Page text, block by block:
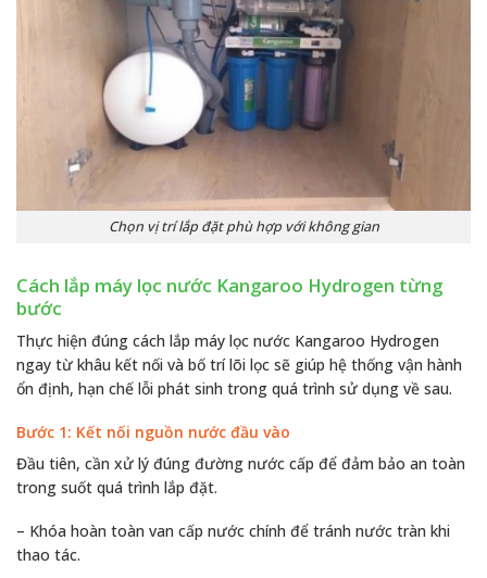
Chọn vị trí lắp đặt phù hợp với không gian
Cách lắp máy lọc nước Kangaroo Hydrogen từng
bước
Thực hiện đúng cách lắp máy lọc nước Kangaroo Hydrogen
ngay từ khâu kết nối và bố trí lõi lọc sẽ giúp hệ thống vận hành
ổn định, hạn chế lỗi phát sinh trong quá trình sử dụng về sau.
Bước 1: Kết nối nguồn nước đầu vào
Đầu tiên, cần xử lý đúng đường nước cấp để đảm bảo an toàn
trong suốt quá trình lắp đặt.
– Khóa hoàn toàn van cấp nước chính để tránh nước tràn khi
thao tác.